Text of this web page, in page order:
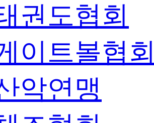
권도협회
이트볼협
악연맹